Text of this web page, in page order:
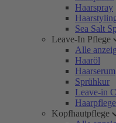
Haarspray
Sea Salt
Leave-In Pflege
Alle
Haaröl
Haarserum
Sprühkur
Leave-in
Kopfhautpflege